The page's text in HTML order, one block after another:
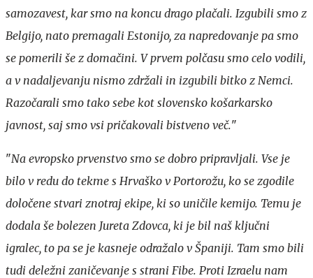
samozavest, kar smo na koncu drago plačali. Izgubili smo z
Belgijo, nato premagali Estonijo, za napredovanje pa smo
se pomerili še z domačini. V prvem polčasu smo celo vodili,
a v nadaljevanju nismo zdržali in izgubili bitko z Nemci.
Razočarali smo tako sebe kot slovensko košarkarsko
javnost, saj smo vsi pričakovali bistveno več."
"Na evropsko prvenstvo smo se dobro pripravljali. Vse je
bilo v redu do tekme s Hrvaško v Portorožu, ko se zgodile
določene stvari znotraj ekipe, ki so uničile kemijo. Temu je
dodala še bolezen Jureta Zdovca, ki je bil naš ključni
igralec, to pa se je kasneje odražalo v Španiji. Tam smo bili
tudi deležni zaničevanje s strani Fibe. Proti Izraelu nam